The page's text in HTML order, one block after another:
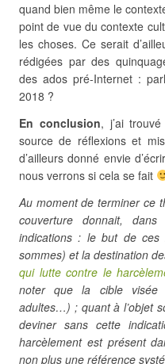
quand bien même le
point de vue du contexte
les choses. Ce serait
rédigées par des
des ados pré-Internet :
2018 ?
En conclusion, j’ai
source de réflexions et
d’ailleurs donné envie
nous verrons si cela se fait
Au moment de terminer ce
couverture donnait,
indications : le but de ces
sommes) et la destination
qui lutte contre le
noter que la cible
adultes…) ; quant à l’objet
deviner sans cette
harcèlement est présent
non plus une référence